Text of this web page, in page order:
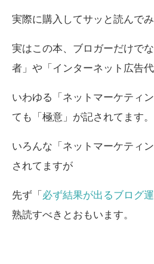
実際に購入してサッと読んで
実はこの本、ブロガーだけで
者」や「インターネット広告
いわゆる「ネットマーケティ
ても「極意」が記されてます。
いろんな「ネットマーケティ
されてますが
先ず「 必ず結果が出るブログ
熟読すべきとおもいます。